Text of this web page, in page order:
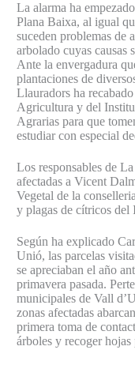
La alarma ha
Plana Baixa, al igual
suceden problemas de
arbolado cuyas causas
Ante la envergadura
plantaciones de
Llauradors ha
Agricultura y del
Agrarias para que
estudiar con especial
Los responsables de
afectadas a Vicent
Vegetal de la
y plagas de cítricos
Según ha explicado
Unió, las parcelas
se apreciaban el año
primavera pasada.
municipales de Vall
zonas afectadas
primera toma de
árboles y recoger hojas